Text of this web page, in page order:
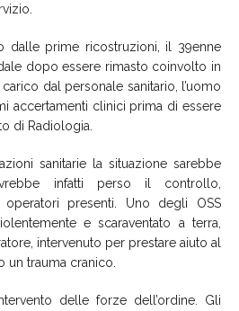
dalle prime ricostruzioni, il 39enne
dopo essere rimasto coinvolto in
dal personale sanitario, l’uomo
accertamenti clinici prima di essere
di Radiologia.
sanitarie la situazione sarebbe
infatti perso il controllo,
presenti. Uno degli OSS
e scaraventato a terra,
intervenuto per prestare aiuto al
un trauma cranico.
delle forze dell’ordine. Gli